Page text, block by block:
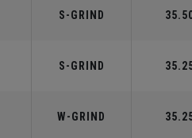
S-GRIND
S-GRIND
W-GRIND